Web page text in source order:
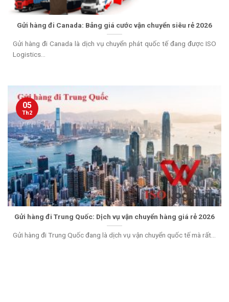
Gửi hàng đi Canada: Bảng giá cước vận chuyển siêu rẻ 2026
Gửi hàng đi Canada là dịch vụ chuyển phát quốc tế đang được ISO
Logistics...
Gửi hàng đi Trung Quốc: Dịch vụ vận chuyển hàng giá rẻ 2026
Gửi hàng đi Trung Quốc đang là dịch vụ vận chuyển quốc tế mà rất...
05
Th2